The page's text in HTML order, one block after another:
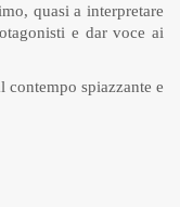
quasi a interpretare
e dar voce ai
spiazzante e